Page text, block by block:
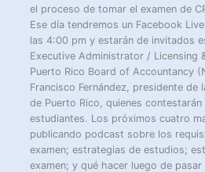
el proceso de tomar el examen de
Ese día tendremos un Facebook
las 4:00 pm y estarán de invitados
Executive Administrator / Licensing
Puerto Rico Board of Accountancy
Francisco Fernández, presidente de
de Puerto Rico, quienes
estudiantes. Los próximos cuatro
publicando podcast sobre los
examen; estrategias de estudios;
examen; y qué hacer luego de pasar